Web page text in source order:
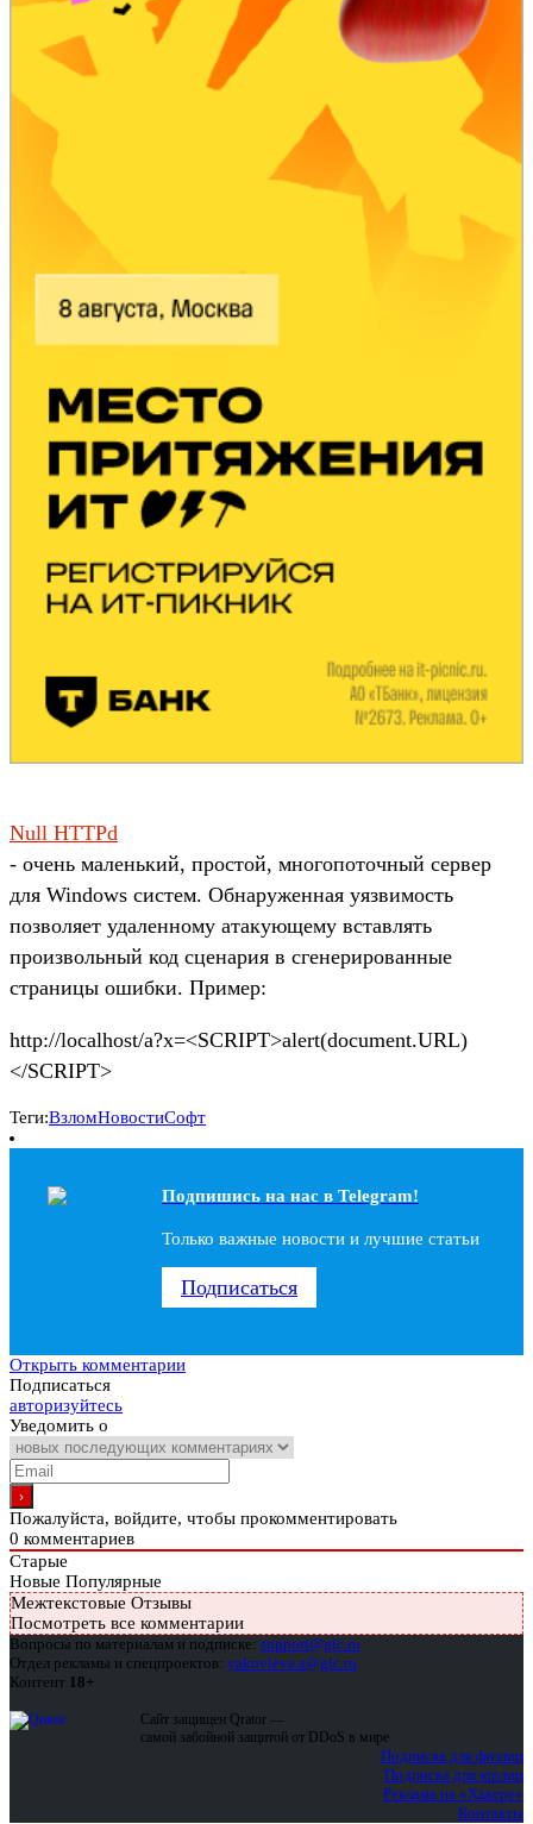
Null HTTPd
- очень маленький, простой, многопоточный сервер
для Windows систем. Обнаруженная уязвимость
позволяет удаленному атакующему вставлять
произвольный код сценария в сгенерированные
страницы ошибки. Пример:
http://localhost/a?x=<SCRIPT>alert(document.URL)
</SCRIPT>
Теги:ВзломНовостиСофт
Подпишись на наc в Telegram!
Только важные новости и лучшие статьи
Подписаться
Открыть комментарии
Подписаться
авторизуйтесь
Уведомить о
Пожалуйста, войдите, чтобы прокомментировать
0 комментариев
Старые
Новые Популярные
Межтекстовые Отзывы
Посмотреть все комментарии
Вопросы по материалам и подписке: support@glc.ru
Отдел рекламы и спецпроектов: yakovleva.a@glc.ru
Контент 18+
Сайт защищен Qrator —
самой забойной защитой от DDoS в мире
Подписка для физлиц
Подписка для юрлиц
Реклама на «Хакере»
Контакты